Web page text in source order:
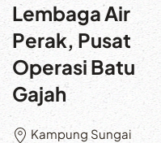
Lembaga Air
Perak, Pusat
Operasi Batu
Gajah
Kampung Sungai